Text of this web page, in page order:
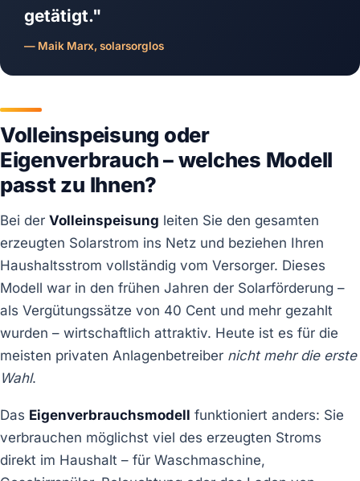
getätigt."
— Maik Marx, solarsorglos
Volleinspeisung oder
Eigenverbrauch – welches Modell
passt zu Ihnen?
Bei der Volleinspeisung leiten Sie den gesamten
erzeugten Solarstrom ins Netz und beziehen Ihren
Haushaltsstrom vollständig vom Versorger. Dieses
Modell war in den frühen Jahren der Solarförderung –
als Vergütungssätze von 40 Cent und mehr gezahlt
wurden – wirtschaftlich attraktiv. Heute ist es für die
meisten privaten Anlagenbetreiber nicht mehr die erste
Wahl.
Das Eigenverbrauchsmodell funktioniert anders: Sie
verbrauchen möglichst viel des erzeugten Stroms
direkt im Haushalt – für Waschmaschine,